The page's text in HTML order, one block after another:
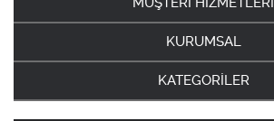
KURUMSAL
KATEGORİLER